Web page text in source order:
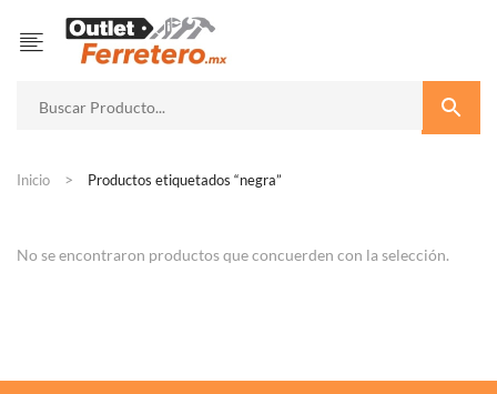
Inicio Productos etiquetados “negra”
No se encontraron productos que concuerden con la selección.